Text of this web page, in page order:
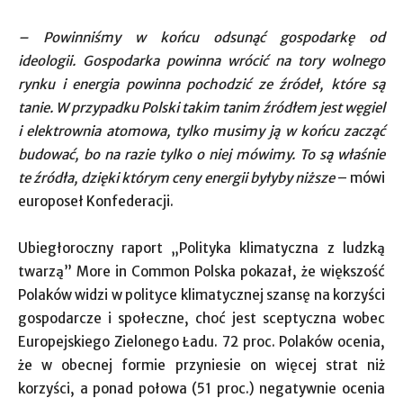
– Powinniśmy w końcu odsunąć gospodarkę od
ideologii. Gospodarka powinna wrócić na tory wolnego
rynku i energia powinna pochodzić ze źródeł, które są
tanie. W przypadku Polski takim tanim źródłem jest węgiel
i elektrownia atomowa, tylko musimy ją w końcu zacząć
budować, bo na razie tylko o niej mówimy. To są właśnie
te źródła, dzięki którym ceny energii byłyby niższe– mówi
europoseł Konfederacji.
Ubiegłoroczny raport „Polityka klimatyczna z ludzką
twarzą” More in Common Polska pokazał, że większość
Polaków widzi w polityce klimatycznej szansę na korzyści
gospodarcze i społeczne, choć jest sceptyczna wobec
Europejskiego Zielonego Ładu. 72 proc. Polaków ocenia,
że w obecnej formie przyniesie on więcej strat niż
korzyści, a ponad połowa (51 proc.) negatywnie ocenia